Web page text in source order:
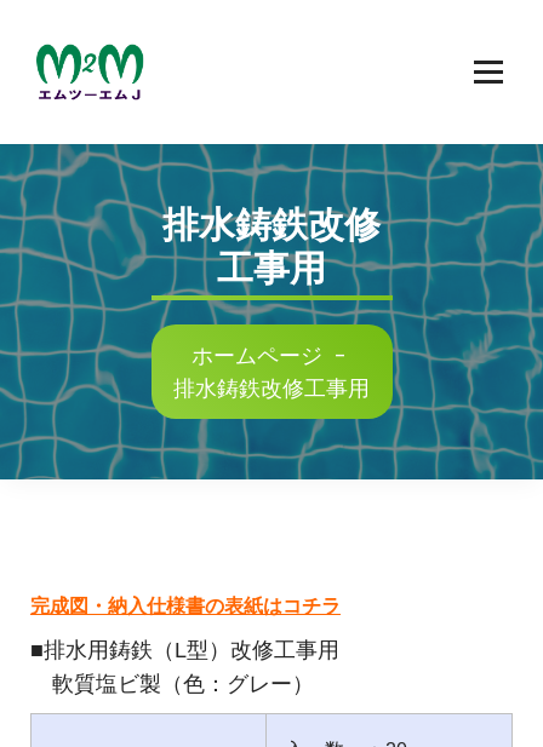
ツ
へ
ス
キ
ッ
プ
排水鋳鉄改修
工事用
ホームページ -
排水鋳鉄改修工事用
完成図・納入仕様書の表紙はコチラ
■排水用鋳鉄（L型）改修工事用
軟質塩ビ製（色：グレー）